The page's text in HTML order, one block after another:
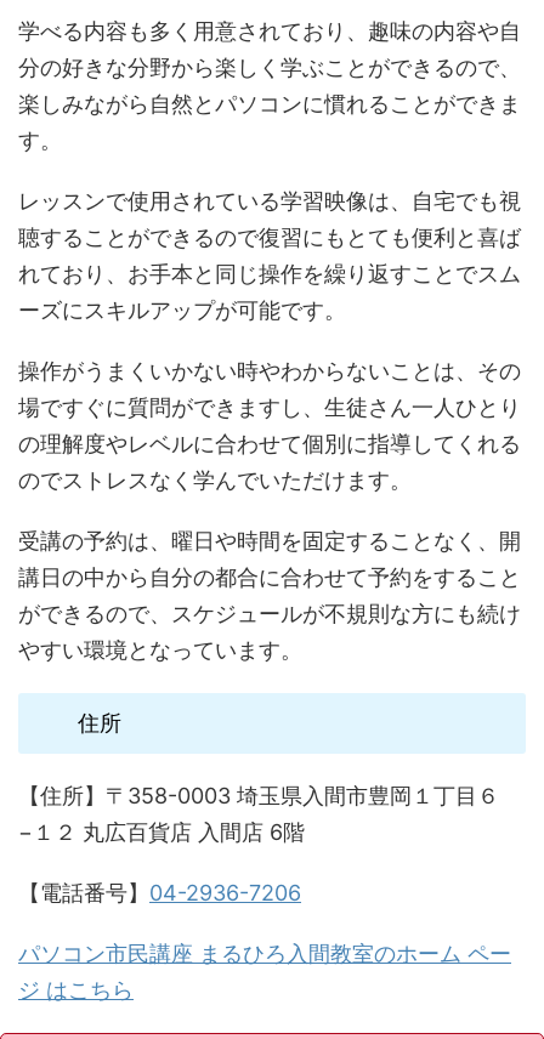
学べる内容も多く用意されており、趣味の内容や自
分の好きな分野から楽しく学ぶことができるので、
楽しみながら自然とパソコンに慣れることができま
す。
レッスンで使用されている学習映像は、自宅でも視
聴することができるので復習にもとても便利と喜ば
れており、お手本と同じ操作を繰り返すことでスム
ーズにスキルアップが可能です。
操作がうまくいかない時やわからないことは、その
場ですぐに質問ができますし、生徒さん一人ひとり
の理解度やレベルに合わせて個別に指導してくれる
のでストレスなく学んでいただけます。
受講の予約は、曜日や時間を固定することなく、開
講日の中から自分の都合に合わせて予約をすること
ができるので、スケジュールが不規則な方にも続け
やすい環境となっています。
住所
【住所】〒358-0003 埼玉県入間市豊岡１丁目６
−１２ 丸広百貨店 入間店 6階
【電話番号】 04-2936-7206
パソコン市民講座 まるひろ入間教室のホーム ペー
ジ はこちら